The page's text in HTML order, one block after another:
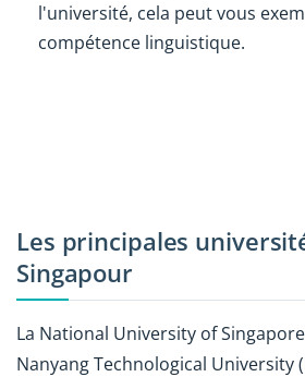
l'université, cela peut vous
compétence linguistique.
Les principales
Singapour
La National University of
Nanyang Technological University